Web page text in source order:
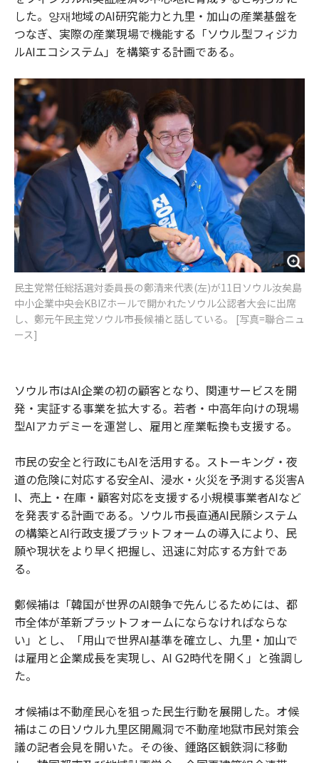
した。양재地域のAI研究能力と九里・加山の産業基盤を
つなぎ、実際の産業現場で機能する「ソウル型フィジカ
ルAIエコシステム」を構築する計画である。
民主党常任総括選対委員長の鄭清来代表(左)が11日ソウル汝矣島
中小企業中央会KBIZホールで開かれたソウル公認者大会に出席
し、鄭元午民主党ソウル市長候補と話している。 [写真=聯合ニュ
ース]
ソウル市はAI企業の初の顧客となり、関連サービスを開
発・実証する事業を拡大する。若者・中高年向けの現場
型AIアカデミーを運営し、雇用と産業転換も支援する。
市民の安全と行政にもAIを活用する。ストーキング・夜
道の危険に対応する安全AI、浸水・火災を予測する災害A
I、売上・在庫・顧客対応を支援する小規模事業者AIなど
を発表する計画である。ソウル市長直通AI民願システム
の構築とAI行政支援プラットフォームの導入により、民
願や現状をより早く把握し、迅速に対応する方針であ
る。
鄭候補は「韓国が世界のAI競争で先んじるためには、都
市全体が革新プラットフォームにならなければならな
い」とし、「用山で世界AI基準を確立し、九里・加山で
は雇用と企業成長を実現し、AI G2時代を開く」と強調し
た。
オ候補は不動産民心を狙った民生行動を展開した。オ候
補はこの日ソウル九里区開鳳洞で不動産地獄市民対策会
議の記者会見を開いた。その後、鍾路区観鉄洞に移動